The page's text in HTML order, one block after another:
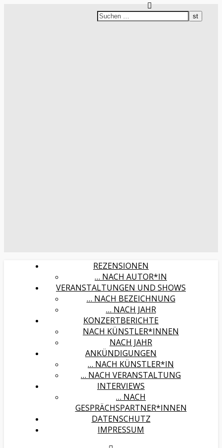
REZENSIONEN
… NACH AUTOR*IN
VERANSTALTUNGEN UND SHOWS
… NACH BEZEICHNUNG
… NACH JAHR
KONZERTBERICHTE
NACH KÜNSTLER*INNEN
NACH JAHR
ANKÜNDIGUNGEN
… NACH KÜNSTLER*IN
… NACH VERANSTALTUNG
INTERVIEWS
… NACH
GESPRÄCHSPARTNER*INNEN
DATENSCHUTZ
IMPRESSUM